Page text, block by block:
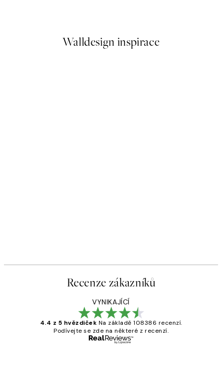
Walldesign inspirace
Recenze zákazníků
VYNIKAJÍCÍ
4.4 z 5 hvězdiček Na základě 108386 recenzí.
Podívejte se zde na některé z recenzí.